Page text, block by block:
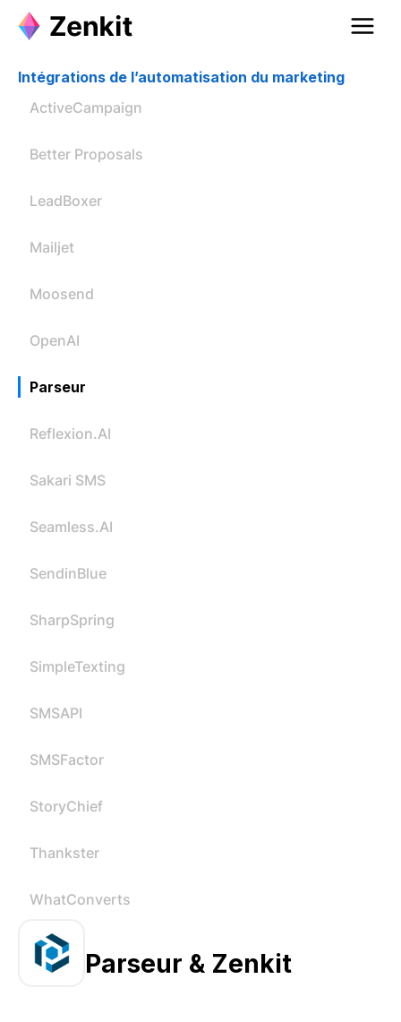
Intégrations de l’automatisation du marketing
ActiveCampaign
Better Proposals
LeadBoxer
Mailjet
Moosend
OpenAI
Parseur
Reflexion.AI
Sakari SMS
Seamless.AI
SendinBlue
SharpSpring
SimpleTexting
SMSAPI
SMSFactor
StoryChief
Thankster
WhatConverts
Parseur & Zenkit